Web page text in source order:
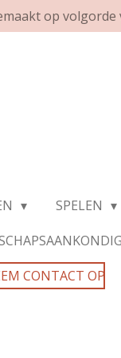
op
SPELEN
CONTACT OP